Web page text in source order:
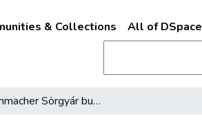
& Collections All of DSpace
Haggenmacher Sörgyár budafoki üzeme